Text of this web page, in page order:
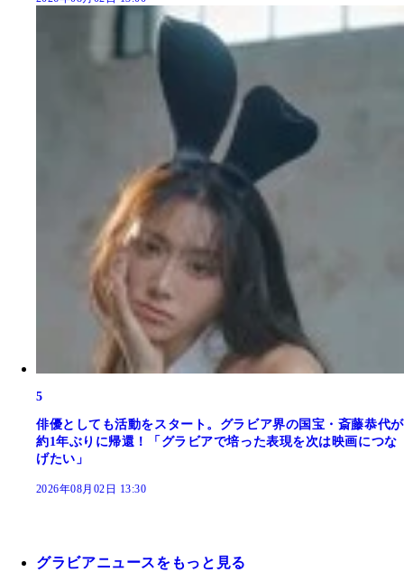
5
俳優としても活動をスタート。グラビア界の国宝・斎藤恭代が
約1年ぶりに帰還！「グラビアで培った表現を次は映画につな
げたい」
2026年08月02日 13:30
グラビアニュースをもっと見る